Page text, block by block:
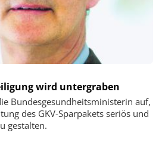
wird untergraben
Bundesgesundheitsministerin auf,
des GKV-Sparpakets seriös und
gestalten.